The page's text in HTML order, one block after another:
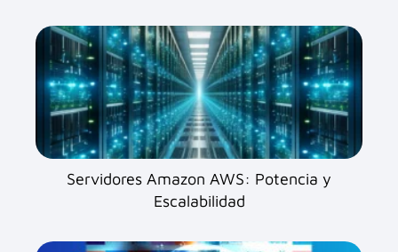
Servidores Amazon AWS: Potencia y
Escalabilidad